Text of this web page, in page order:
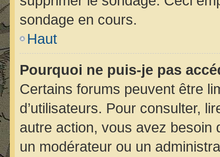
sondage en cours.
Haut
Pourquoi ne puis-je pas
Certains forums peuvent être
d’utilisateurs. Pour consulter,
autre action, vous avez besoin
un modérateur ou un